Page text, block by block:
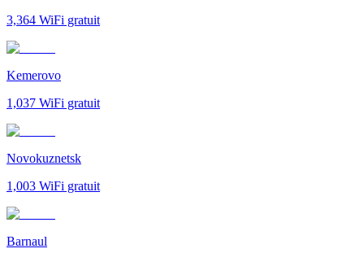
3,364 WiFi gratuit
Kemerovo
1,037 WiFi gratuit
Novokuznetsk
1,003 WiFi gratuit
Barnaul